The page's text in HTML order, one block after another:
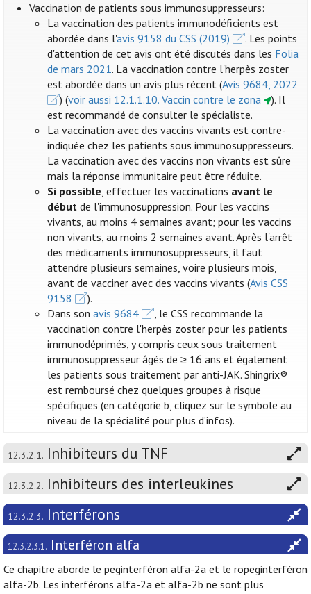
Vaccination de patients sous immunosuppresseurs:
La vaccination des patients immunodéficients est
abordée dans l'avis 9158 du CSS (2019)
. Les points
d'attention de cet avis ont été discutés dans les Folia
de mars 2021. La vaccination contre l'herpès zoster
est abordée dans un avis plus récent (Avis 9684, 2022
) (voir aussi 12.1.1.10. Vaccin contre le zona
). Il
est recommandé de consulter le spécialiste.
La vaccination avec des vaccins vivants est contre-
indiquée chez les patients sous immunosuppresseurs.
La vaccination avec des vaccins non vivants est sûre
mais la réponse immunitaire peut être réduite.
Si possible, effectuer les vaccinations avant le
début de l'immunosuppression. Pour les vaccins
vivants, au moins 4 semaines avant; pour les vaccins
non vivants, au moins 2 semaines avant. Après l'arrêt
des médicaments immunosuppresseurs, il faut
attendre plusieurs semaines, voire plusieurs mois,
avant de vacciner avec des vaccins vivants (Avis CSS
9158
).
Dans sonavis 9684
, le CSS recommande la
vaccination contre l'herpès zoster pour les patients
immunodéprimés, y compris ceux sous traitement
immunosuppresseur âgés de ≥ 16 ans et également
les patients sous traitement par anti-JAK. Shingrix®
est remboursé chez quelques groupes à risque
spécifiques (en catégorie b, cliquez sur le symbole au
niveau de la spécialité pour plus d’infos).
12.3.2.1. Inhibiteurs du TNF
12.3.2.2. Inhibiteurs des interleukines
12.3.2.3. Interférons
12.3.2.3.1. Interféron alfa
Ce chapitre aborde le peginterféron alfa-2a et le ropeginterféron
alfa-2b. Les interférons alfa-2a et alfa-2b ne sont plus